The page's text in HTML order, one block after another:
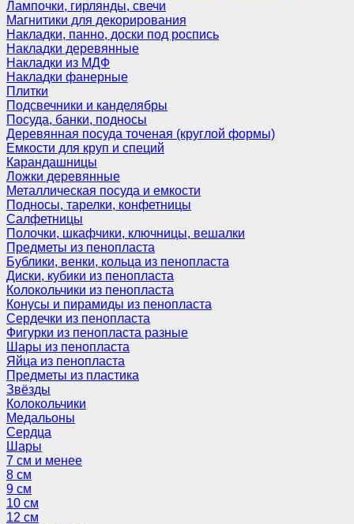
Лампочки, гирлянды, свечи
Магнитики для декорирования
Накладки, панно, доски под роспись
Накладки деревянные
Накладки из МДФ
Накладки фанерные
Плитки
Подсвечники и канделябры
Посуда, банки, подносы
Деревянная посуда точеная (круглой формы)
Емкости для круп и специй
Карандашницы
Ложки деревянные
Металлическая посуда и емкости
Подносы, тарелки, конфетницы
Салфетницы
Полочки, шкафчики, ключницы, вешалки
Предметы из пенопласта
Бублики, венки, кольца из пенопласта
Диски, кубики из пенопласта
Колокольчики из пенопласта
Конусы и пирамиды из пенопласта
Сердечки из пенопласта
Фигурки из пенопласта разные
Шары из пенопласта
Яйца из пенопласта
Предметы из пластика
Звёзды
Колокольчики
Медальоны
Сердца
Шары
7 см и менее
8 см
9 см
10 см
12 см